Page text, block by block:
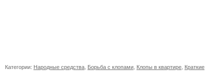
Категории: Народные средства Борьба с клопами Клопы в квартире Краткие